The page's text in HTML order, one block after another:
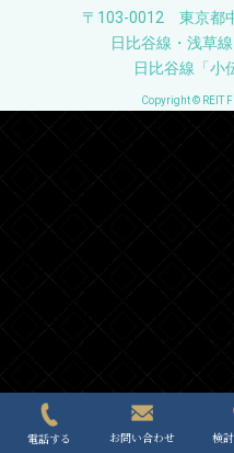
〒103-0012 東京都
日比谷線・浅草
日比谷線「小
Copyright © REIT
電話する お問い合わせ 検